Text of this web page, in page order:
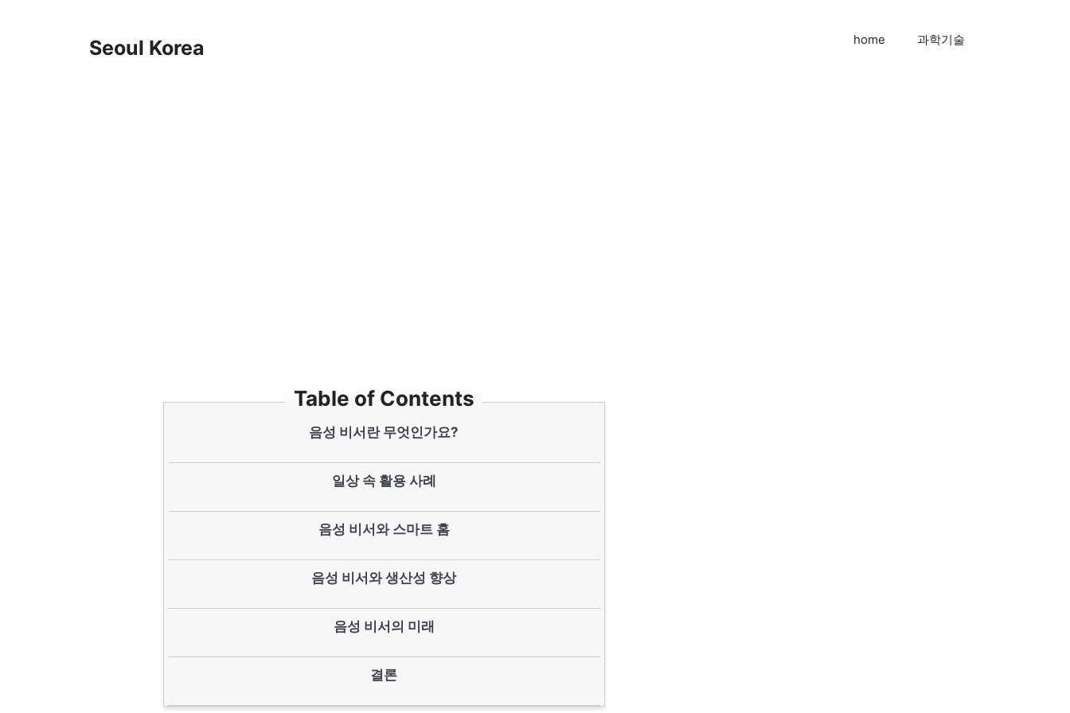
Seoul Korea home 과학기술
Table of Contents
음성 비서란 무엇인가요?
일상 속 활용 사례
음성 비서와 스마트 홈
음성 비서와 생산성 향상
음성 비서의 미래
결론